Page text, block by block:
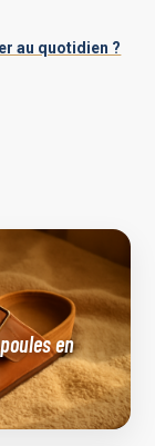
au quotidien ?
en